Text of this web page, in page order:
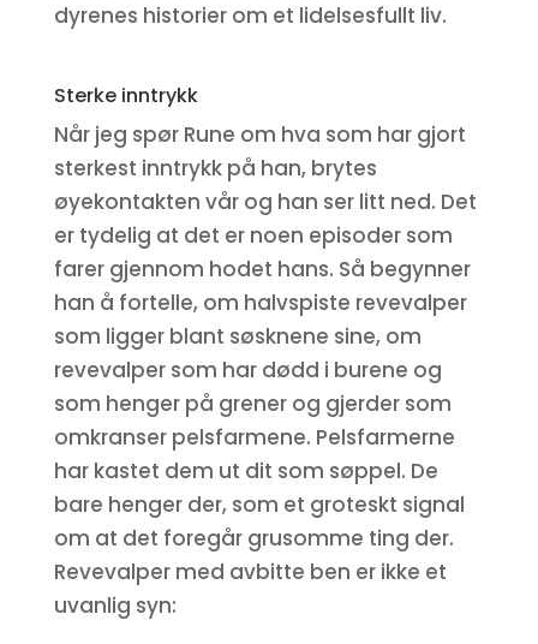
dyrenes historier om et lidelsesfullt liv.
Sterke inntrykk
Når jeg spør Rune om hva som har gjort
sterkest inntrykk på han, brytes
øyekontakten vår og han ser litt ned. Det
er tydelig at det er noen episoder som
farer gjennom hodet hans. Så begynner
han å fortelle, om halvspiste revevalper
som ligger blant søsknene sine, om
revevalper som har dødd i burene og
som henger på grener og gjerder som
omkranser pelsfarmene. Pelsfarmerne
har kastet dem ut dit som søppel. De
bare henger der, som et groteskt signal
om at det foregår grusomme ting der.
Revevalper med avbitte ben er ikke et
uvanlig syn: